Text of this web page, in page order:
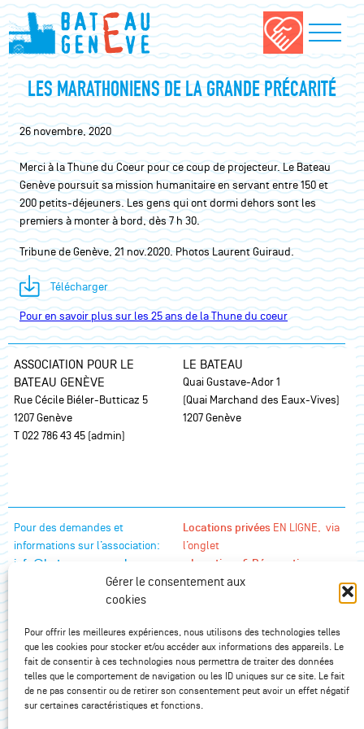
Gérer le consentement aux
cookies
Pour offrir les meilleures expériences, nous utilisons des technologies telles
que les cookies pour stocker et/ou accéder aux informations des appareils. Le
fait de consentir à ces technologies nous permettra de traiter des données
telles que le comportement de navigation ou les ID uniques sur ce site. Le fait
de ne pas consentir ou de retirer son consentement peut avoir un effet négatif
sur certaines caractéristiques et fonctions.
FAIRE
UN DON
LES MARATHONIENS DE LA GRANDE PRÉCARITÉ
26 novembre, 2020
Merci à la Thune du Coeur pour ce coup de projecteur. Le Bateau
Genève poursuit sa mission humanitaire en servant entre 150 et
200 petits-déjeuners. Les gens qui ont dormi dehors sont les
premiers à monter à bord, dès 7 h 30.
Tribune de Genève, 21 nov.2020. Photos Laurent Guiraud.
Télécharger
Pour en savoir plus sur les 25 ans de la Thune du coeur
ASSOCIATION POUR LE
BATEAU GENÈVE
Rue Cécile Biéler-Butticaz 5
1207 Genève
T 022 786 43 45 (admin)
LE BATEAU
Quai Gustave-Ador 1
(Quai Marchand des Eaux-Vives)
1207 Genève
Pour des demandes et
informations sur l’association:
info@bateaugeneve.ch
Locations privées EN LIGNE, via
l’onglet
Locations & Réservations »
SITEMAP
Accueil